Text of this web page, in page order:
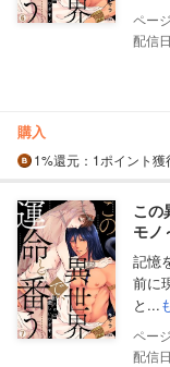
配信
購入
1%還元 ：1ポイント獲
この
モノ
記憶
前に
と...
配信